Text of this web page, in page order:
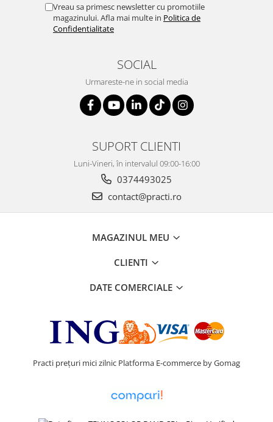
Vreau sa primesc newsletter cu promotiile
magazinului. Afla mai multe in Politica de
Confidentialitate
SOCIAL
Urmareste-ne in social media
SUPORT CLIENTI
Luni-Vineri, în intervalul 09:00-16:00
0374493025
contact@practi.ro
MAGAZINUL MEU
CLIENTI
DATE COMERCIALE
Practi prețuri mici zilnic Platforma E-commerce by Gomag